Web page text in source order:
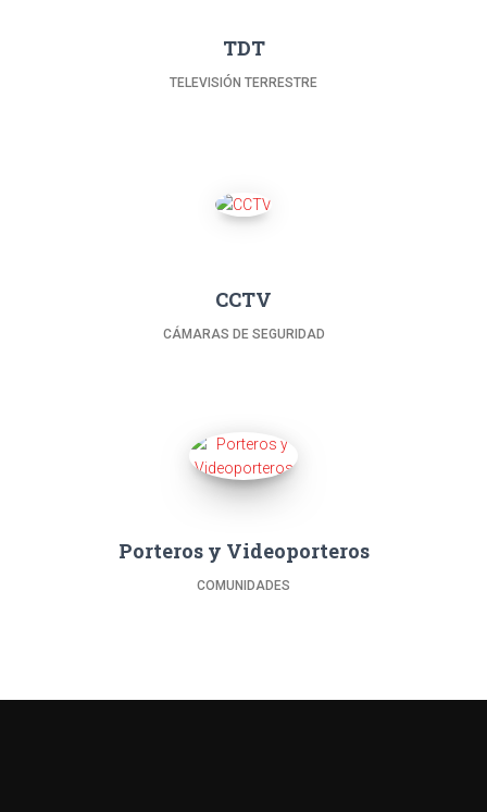
TDT
TELEVISIÓN TERRESTRE
CCTV
CÁMARAS DE SEGURIDAD
Porteros y Videoporteros
COMUNIDADES